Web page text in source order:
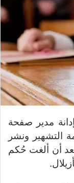
مدير صفحة
التشهير ونشر
أن ألغت حُكم